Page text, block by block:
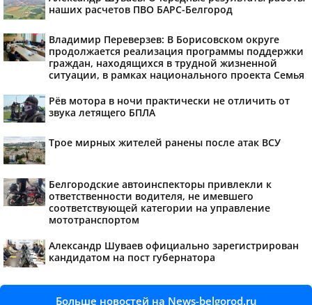
наших расчетов ПВО БАРС-Белгород
Владимир Переверзев: В Борисовском округе
продолжается реализация программы поддержки
граждан, находящихся в трудной жизненной
ситуации, в рамках национального проекта Семья
Рёв мотора в ночи практически не отличить от
звука летящего БПЛА
Трое мирных жителей ранены после атак ВСУ
Белгородские автоинспекторы привлекли к
ответственности водителя, не имевшего
соответствующей категории на управление
мототранспортом
Александр Шуваев официально зарегистрирован
кандидатом на пост губернатора
Больше новостей на News-belgorod.ru